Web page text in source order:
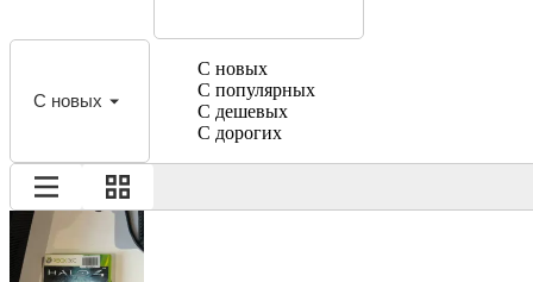
С новых
С новых
С популярных
С дешевых
С дорогих